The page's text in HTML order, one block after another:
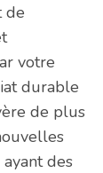
de
votre
durable
de plus
des